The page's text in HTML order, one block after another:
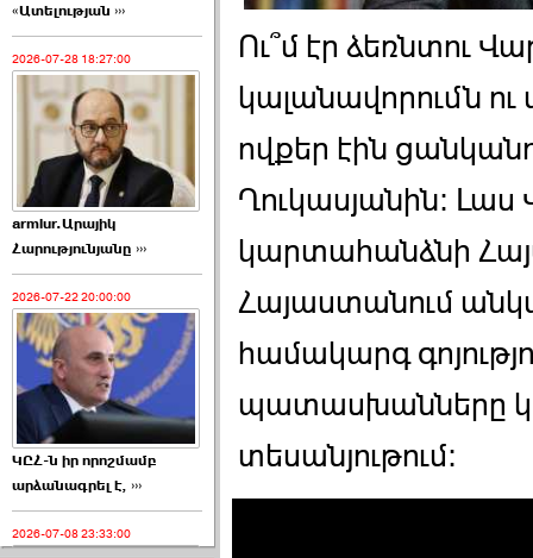
«Ատելության ›››
2026-07-28 18:27:00
armlur.Արայիկ
Հարությունյանը ›››
2026-07-22 20:00:00
ԿԸՀ-ն իր որոշմամբ
արձանագրել է, ›››
2026-07-08 23:33:00
Ու՞մ էր ձեռնտու
կալանավորումն ու
ովքեր էին
Ղուկասյանին։
կարտահանձնի
Հայաստանում
համակարգ
պատասխանները
տեսանյութում։